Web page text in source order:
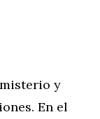
y
En el